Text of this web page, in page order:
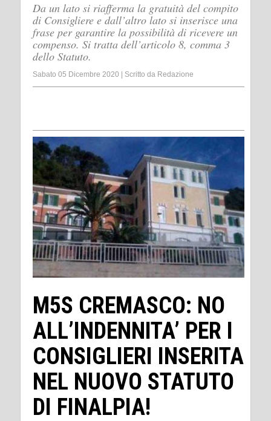
Da un lato si riafferma la gratuità del compito
di Consigliere e dall’altro lato si inserisce una
frase per garantire la possibilità di ricevere un
compenso. Si tratta dell’articolo 8, comma 3
dello Statuto.
Sabato 05 Dicembre 2020 Scritto da Redazione
M5S CREMASCO: NO
ALL’INDENNITA’ PER I
CONSIGLIERI INSERITA
NEL NUOVO STATUTO
DI FINALPIA!